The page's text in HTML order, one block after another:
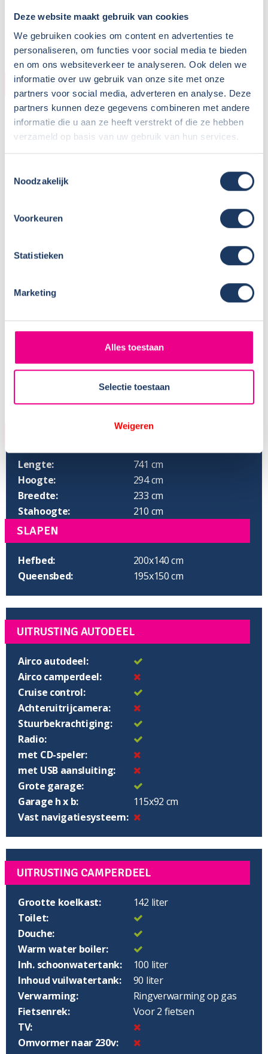
Deze website maakt gebruik van cookies
We gebruiken cookies om content en advertenties te
personaliseren, om functies voor social media te bieden
en om ons websiteverkeer te analyseren. Ook delen we
informatie over uw gebruik van onze site met onze
partners voor social media, adverteren en analyse. Deze
partners kunnen deze gegevens combineren met andere
informatie die u aan ze heeft verstrekt of die ze hebben
verzameld op basis van uw gebruik van hun services.
Noodzakelijk
Voorkeuren
Statistieken
Marketing
Alles toestaan
Selectie toestaan
Weigeren
Plaatsnaam:
Wolvega
CAMPER
Bouwjaar:
2024
Onderstel:
Citroen Jumper
165 pk
Gewicht leeg:
Transmissie:
Zitplaatsen met gordel:
Lengte:
741 cm
Hoogte:
294 cm
Breedte:
233 cm
Stahoogte:
210 cm
SLAPEN
Hefbed:
200x140 cm
Queensbed:
195x150 cm
UITRUSTING AUTODEEL
Airco autodeel:
Airco camperdeel:
Cruise control:
Achteruitrijcamera:
Stuurbekrachtiging:
Radio:
met CD-speler:
met USB aansluiting:
Grote garage:
Garage h x b:
115x92 cm
Vast navigatiesysteem:
UITRUSTING CAMPERDEEL
Grootte koelkast:
142 liter
Toilet:
Douche:
Warm water boiler:
Inh. schoonwatertank:
100 liter
Inhoud vuilwatertank:
90 liter
Verwarming:
Ringverwarming op gas
Fietsenrek:
Voor 2 fietsen
TV:
Omvormer naar 230v: